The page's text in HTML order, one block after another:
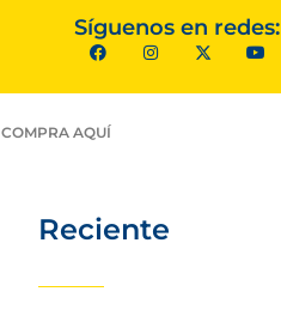
Síguenos en redes:
COMPRA AQUÍ
Reciente